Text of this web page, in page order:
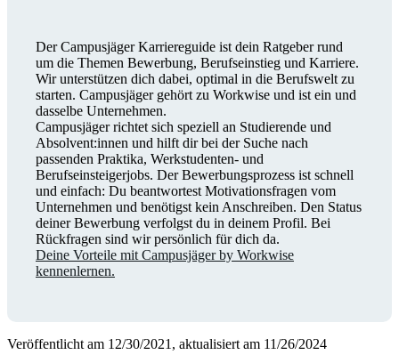
Der Campusjäger Karriereguide ist dein Ratgeber rund
um die Themen Bewerbung, Berufseinstieg und Karriere.
Wir unterstützen dich dabei, optimal in die Berufswelt zu
starten. Campusjäger gehört zu Workwise und ist ein und
dasselbe Unternehmen.
Campusjäger richtet sich speziell an Studierende und
Absolvent:innen und hilft dir bei der Suche nach
passenden Praktika, Werkstudenten- und
Berufseinsteigerjobs. Der Bewerbungsprozess ist schnell
und einfach: Du beantwortest Motivationsfragen vom
Unternehmen und benötigst kein Anschreiben. Den Status
deiner Bewerbung verfolgst du in deinem Profil. Bei
Rückfragen sind wir persönlich für dich da.
Deine Vorteile mit Campusjäger by Workwise
kennenlernen.
Veröffentlicht am 12/30/2021, aktualisiert am 11/26/2024